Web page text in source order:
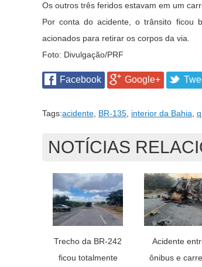
Os outros três feridos estavam em um
Por conta do acidente, o trânsito ficou
acionados para retirar os corpos da via.
Foto: Divulgação/PRF
Facebook Google+
Tags:acidente BR-135 interior da Bahia
NOTÍCIAS
Trecho da BR-242
ficou totalmente
Acidente
ônibus e